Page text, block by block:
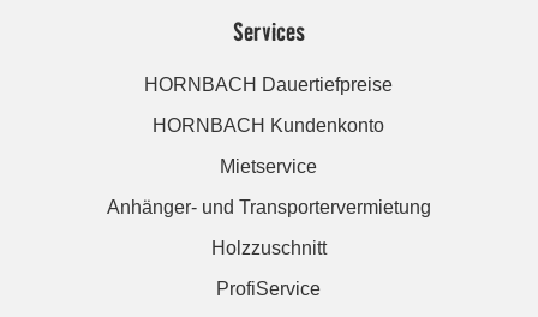
Services
HORNBACH Dauertiefpreise
HORNBACH Kundenkonto
Mietservice
Anhänger- und Transportervermietung
Holzzuschnitt
ProfiService